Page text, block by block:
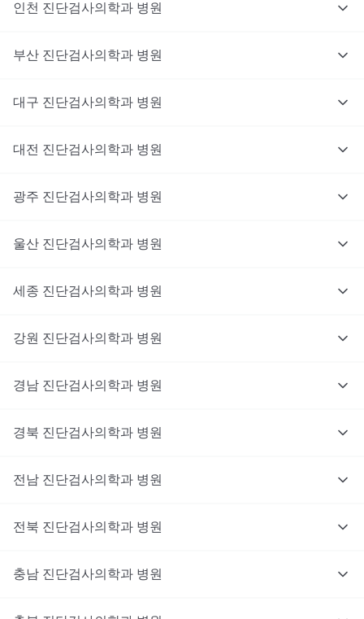
인천 진단검사의학과 병원
부산 진단검사의학과 병원
대구 진단검사의학과 병원
대전 진단검사의학과 병원
광주 진단검사의학과 병원
울산 진단검사의학과 병원
세종 진단검사의학과 병원
강원 진단검사의학과 병원
경남 진단검사의학과 병원
경북 진단검사의학과 병원
전남 진단검사의학과 병원
전북 진단검사의학과 병원
충남 진단검사의학과 병원
대기없이 진료를 받고 싶으신가요?